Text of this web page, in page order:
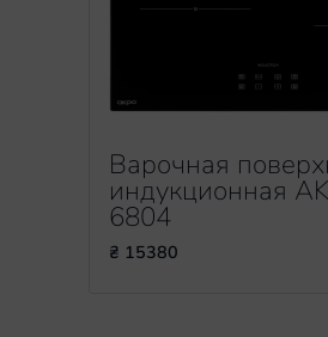
Варочная
индукционная
6804
₴ 15380